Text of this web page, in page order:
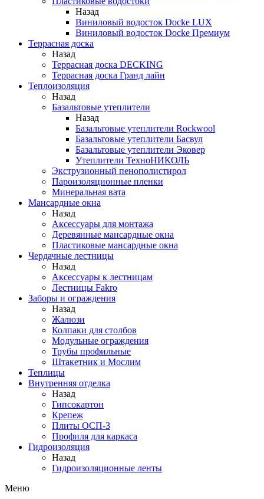
Назад
Виниловый водосток Docke LUX
Виниловый водосток Docke Премиум
Террасная доска
Назад
Террасная доска DECKING
Террасная доска Гранд лайн
Теплоизоляция
Назад
Базальтовые утеплители
Назад
Базальтовые утеплители Rockwool
Базальтовые утеплители Басвул
Базальтовые утеплители Эковер
Утеплители ТехноНИКОЛЬ
Экструзионный пенополистирол
Пароизоляционные пленки
Минеральная вата
Мансардные окна
Назад
Аксессуары для монтажа
Деревянные мансардные окна
Пластиковые мансардные окна
Чердачные лестницы
Назад
Аксессуары к лестницам
Лестницы Fakro
Заборы и ограждения
Назад
Жалюзи
Колпаки для столбов
Модульные ограждения
Трубы профильные
Штакетник и Мослим
Теплицы
Внутренняя отделка
Назад
Гипсокартон
Крепеж
Плиты ОСП-3
Профиля для каркаса
Гидроизоляция
Назад
Гидроизоляционные ленты
Меню